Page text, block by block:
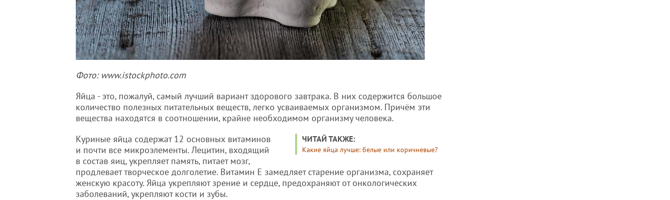
Фото: www.istockphoto.com
Яйца - это, пожалуй, самый лучший вариант здорового завтрака. В них содержится большое
количество полезных питательных веществ, легко усваиваемых организмом. Причём эти
вещества находятся в соотношении, крайне необходимом организму человека.
ЧИТАЙ ТАКЖЕ:
Какие яйца лучше: белые или коричневые?
Куриные яйца содержат 12 основных витаминов
и почти все микроэлементы. Лецитин, входящий
в состав яиц, укрепляет память, питает мозг,
продлевает творческое долголетие. Витамин Е замедляет старение организма, сохраняет
женскую красоту. Яйца укрепляют зрение и сердце, предохраняют от онкологических
заболеваний, укрепляют кости и зубы.